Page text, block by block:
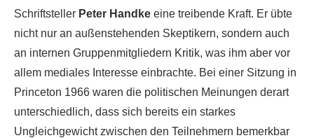
Schriftsteller Peter Handke eine treibende Kraft. Er übte
nicht nur an außenstehenden Skeptikern, sondern auch
an internen Gruppenmitgliedern Kritik, was ihm aber vor
allem mediales Interesse einbrachte. Bei einer Sitzung in
Princeton 1966 waren die politischen Meinungen derart
unterschiedlich, dass sich bereits ein starkes
Ungleichgewicht zwischen den Teilnehmern bemerkbar